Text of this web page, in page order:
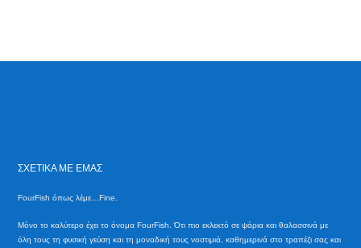
ΣΧΕΤΙΚΆ ΜΕ ΕΜΆΣ
FourFish όπως λέμε…Fine.
Mόνο το καλύτερο έχει το όνομα FourFish. Ότι πιο εκλεκτό σε ψάρια και θαλασσινά με
όλη τους τη φυσική γεύση και τη μοναδική τους νοστιμιά, καθημερινά στο τραπέζι σας και